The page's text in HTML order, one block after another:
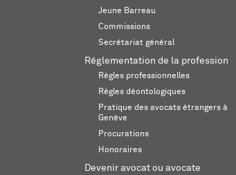
Jeune Barreau
Commissions
Secrétariat général
Réglementation de la profession
Règles professionnelles
Règles déontologiques
Pratique des avocats étrangers à
Genève
Procurations
Honoraires
Devenir avocat ou avocate